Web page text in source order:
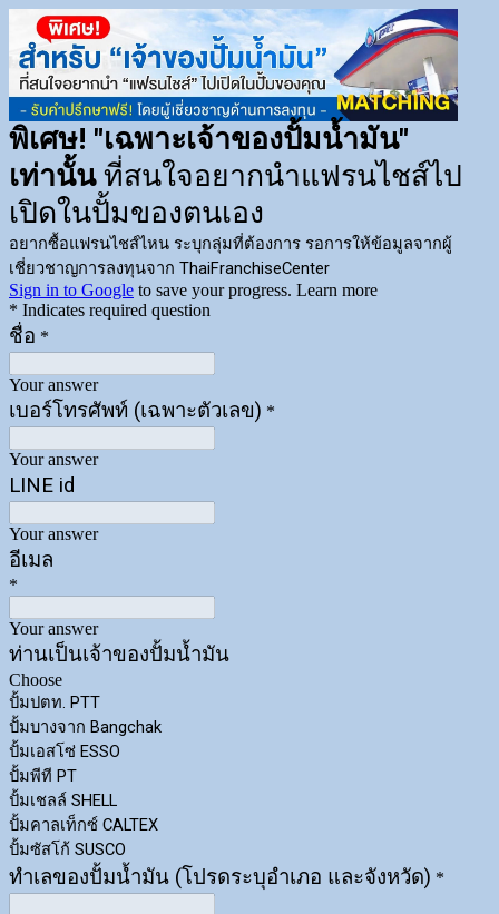
พิเศษ! "เฉพาะเจ้าของปั้มน้ำมัน"
เท่านั้นที่สนใจอยากนำแฟรนไชส์ไป
เปิดในปั้มของตนเอง
อยากซื้อแฟรนไชส์ไหน ระบุกลุ่มที่ต้องการ รอการให้ข้อมูลจากผู้
เชี่ยวชาญการลงทุนจาก ThaiFranchiseCenter
Sign in to Google to save your progress. Learn more
* Indicates required question
ชื่อ *
Your answer
เบอร์โทรศัพท์ (เฉพาะตัวเลข) *
Your answer
LINE id
Your answer
อีเมล
*
Your answer
ท่านเป็นเจ้าของปั้มน้ำมัน
Choose
ปั้มปตท. PTT
ปั้มบางจาก Bangchak
ปั้มเอสโซ่ ESSO
ปั้มพีที PT
ปั้มเชลล์ SHELL
ปั้มคาลเท็กซ์ CALTEX
ปั้มซัสโก้ SUSCO
ทำเลของปั้มน้ำมัน (โปรดระบุอำเภอ และจังหวัด) *